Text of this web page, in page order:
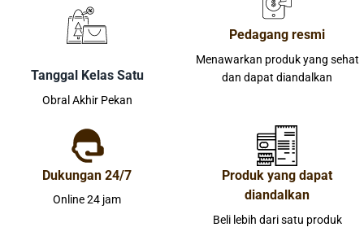
Tanggal Kelas Satu
Obral Akhir Pekan
Pedagang resmi
Menawarkan produk yang sehat
dan dapat diandalkan
Dukungan 24/7
Online 24 jam
Produk yang dapat
diandalkan
Beli lebih dari satu produk